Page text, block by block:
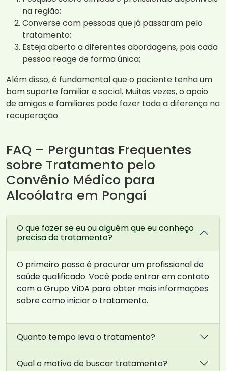
na região;
Converse com pessoas que já passaram pelo
tratamento;
Esteja aberto a diferentes abordagens, pois cada
pessoa reage de forma única;
Além disso, é fundamental que o paciente tenha um
bom suporte familiar e social. Muitas vezes, o apoio
de amigos e familiares pode fazer toda a diferença na
recuperação.
FAQ – Perguntas Frequentes
sobre Tratamento pelo
Convênio Médico para
Alcoólatra em Pongaí
O que fazer se eu ou alguém que eu conheço
precisa de tratamento?
O primeiro passo é procurar um profissional de
saúde qualificado. Você pode entrar em contato
com a Grupo ViDA para obter mais informações
sobre como iniciar o tratamento.
Quanto tempo leva o tratamento?
Qual o motivo de buscar tratamento?